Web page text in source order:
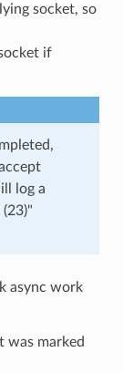
socket, so
if
log a
async work
was marked